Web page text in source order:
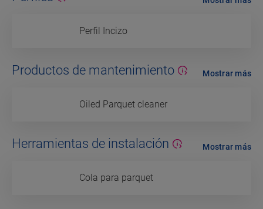
Perfil Incizo
Productos de mantenimiento
Oiled Parquet cleaner
Mostrar más
Herramientas de instalación
Cola para parquet
Mostrar más